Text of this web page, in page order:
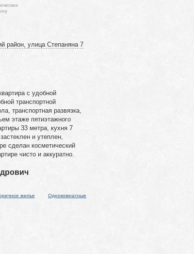
район, улица Степаняна 7
с удобной
транспортной
транспортная развязка,
этаже пятиэтажного
33 метра, кухня 7
и утеплен,
сделан косметический
чисто и аккуратно.
жилье Однокомнатные